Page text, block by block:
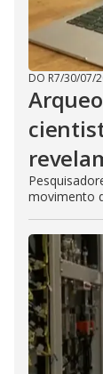
DO R7/30/07/
movimento